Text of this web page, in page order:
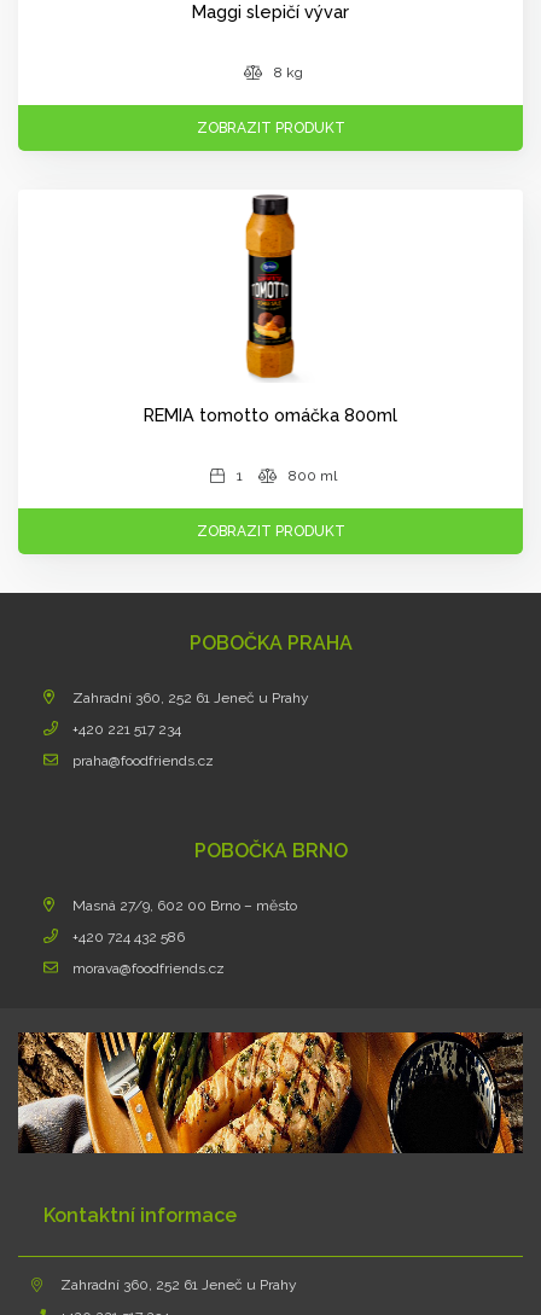
Maggi slepičí vývar
8 kg
ZOBRAZIT PRODUKT
REMIA tomotto omáčka 800ml
1 800 ml
ZOBRAZIT PRODUKT
POBOČKA PRAHA
Zahradní 360, 252 61 Jeneč u Prahy
+420 221 517 234
praha@foodfriends.cz
POBOČKA BRNO
Masná 27/9, 602 00 Brno – město
+420 724 432 586
morava@foodfriends.cz
Kontaktní informace
Zahradní 360, 252 61 Jeneč u Prahy